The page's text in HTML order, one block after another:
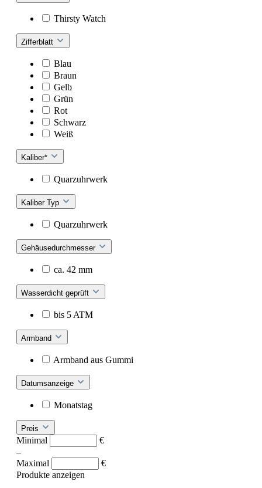
Thirsty Watch
Zifferblatt
Blau
Braun
Gelb
Grün
Rot
Schwarz
Weiß
Kaliber*
Quarzuhrwerk
Kaliber Typ
Quarzuhrwerk
Gehäusedurchmesser
ca. 42 mm
Wasserdicht geprüft
bis 5 ATM
Armband
Armband aus Gummi
Datumsanzeige
Monatstag
Preis
Minimal
€
–
Maximal
€
Produkte anzeigen